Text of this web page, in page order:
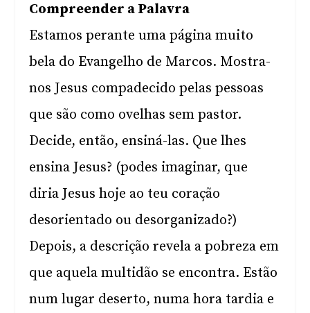
Compreender a Palavra
Estamos perante uma página muito
bela do Evangelho de Marcos. Mostra-
nos Jesus compadecido pelas pessoas
que são como ovelhas sem pastor.
Decide, então, ensiná-las. Que lhes
ensina Jesus? (podes imaginar, que
diria Jesus hoje ao teu coração
desorientado ou desorganizado?)
Depois, a descrição revela a pobreza em
que aquela multidão se encontra. Estão
num lugar deserto, numa hora tardia e